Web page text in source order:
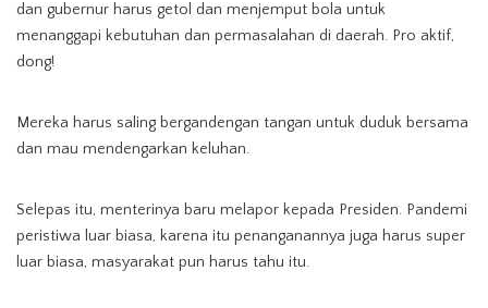
dan gubernur harus getol dan menjemput bola untuk
menanggapi kebutuhan dan permasalahan di daerah. Pro aktif,
dong!
Mereka harus saling bergandengan tangan untuk duduk bersama
dan mau mendengarkan keluhan.
Selepas itu, menterinya baru melapor kepada Presiden. Pandemi
peristiwa luar biasa, karena itu penanganannya juga harus super
luar biasa, masyarakat pun harus tahu itu.